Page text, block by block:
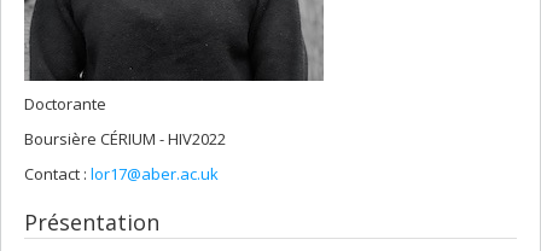
Doctorante
Boursière CÉRIUM - HIV2022
Contact : lor17@aber.ac.uk
Présentation